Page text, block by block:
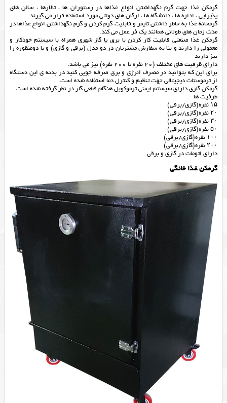
گرمکن غذا جهت گرم نگهداشتن انواع غذاها در رستوران ها ، تالارها ، سالن های
پذیرایی ، اداره ها ، دانشگاه ها ، ارگان های دولتی مورد استفاده قرار می گیرند
گرمخانه غذا به خاطر داشتن تایمر و قابلیت گرم کردن و گرم نگهداشتن انواع غذاها در
مدت زمان های طولانی همانند یک فر عمل می کند.
گرمکن غذا صنعتی قابلیت کار کردن با برق یا گاز شهری همراه با سیستم خودکار و
معمولی را دارند و بنا به سفارش مشتریان در دو مدل (برقی و گازی) و یا دومنظوره را
نیز دارند
دارای ظرفیت های مختلف (20 نفره تا 200 نفره) نیز می باشد.
برای این که بتوانید در مصرف انرژی و برق صرفه جویی کنید در بدنه ی این دستگاه
از ترموستات دیجیتالی جهت تنظیم و کنترل دما استفاده شده است.
گرمکن گازی دارای سیستم ایمنی ترموکوبل هنگام قطعی گاز در نظر گرفته شده است.
ظرفیت ها
۱۵ نفره(گازی/برقی)
۲۰ نفره(گازی/برقی)
۳۰ نفره(گازی/برقی)
۵۰ نفره(گازی/برقی)
۱۰۰ نفره(گازی/برقی)
۲۰۰ نفره(گازی/برقی)
دارای اتومات در گازی و برقی
گرمکن غذا خانگی